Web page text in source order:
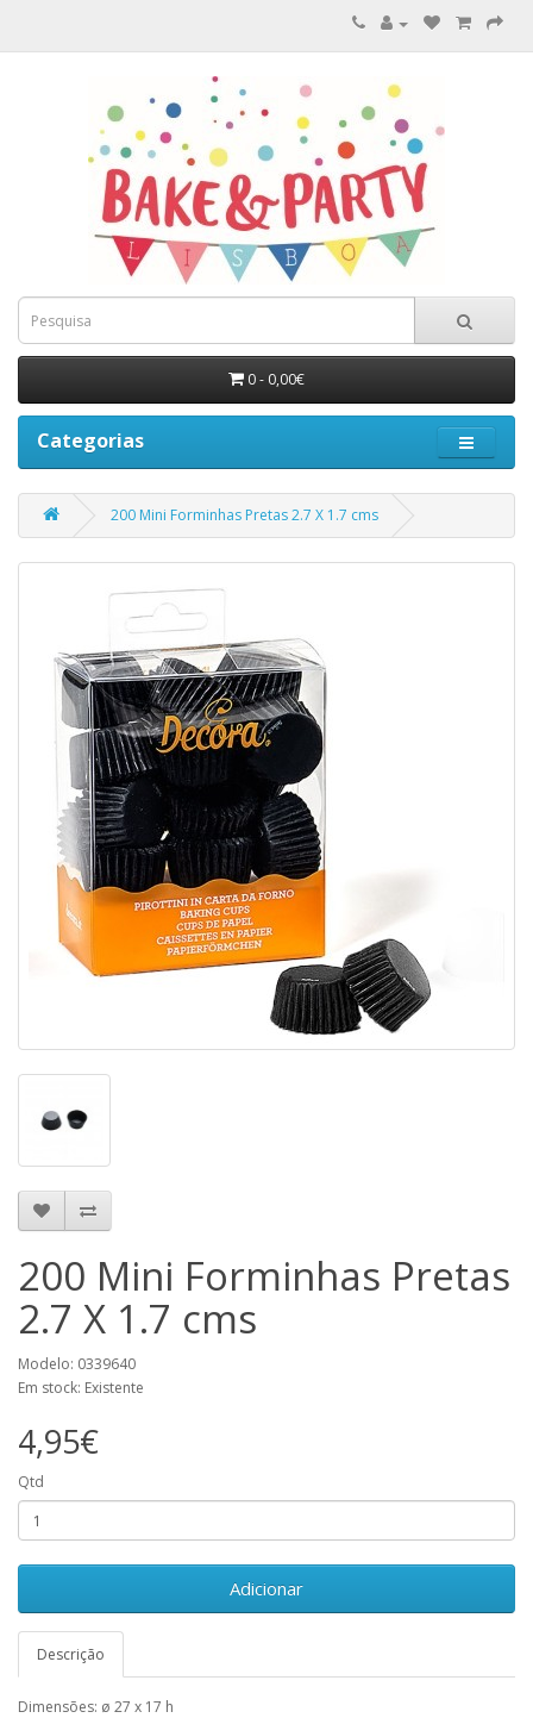
0 - 0,00€
Categorias
200 Mini Forminhas Pretas 2.7 X 1.7 cms
200 Mini Forminhas Pretas
2.7 X 1.7 cms
Modelo: 0339640
Em stock: Existente
4,95€
Qtd
Adicionar
Descrição
Dimensões: ø 27 x 17 h